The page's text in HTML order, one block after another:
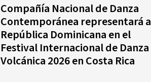
Compañía Nacional de Danza
Contemporánea representará a
República Dominicana en el
Festival Internacional de Danza
Volcánica 2026 en Costa Rica